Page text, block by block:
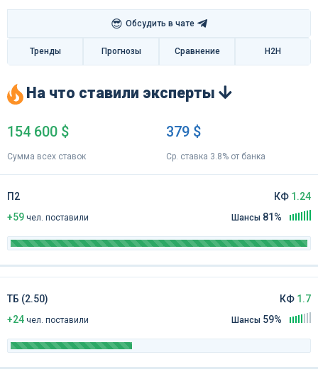
😎 Обсудить в чате
Тренды Прогнозы Сравнение H2H
На что ставили эксперты
154 600 $
Сумма всех ставок
379 $
Ср. ставка 3.8% от банка
П2
+59 чел. поставили
КФ 1.24
Шансы 81%
ТБ (2.50)
+24 чел. поставили
КФ 1.7
Шансы 59%